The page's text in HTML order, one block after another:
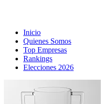
Inicio
Quienes Somos
Top Empresas
Rankings
Elecciones 2026